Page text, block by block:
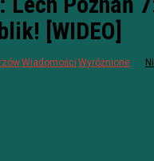
[WIDEO]
Wiadomości Wyróżnione